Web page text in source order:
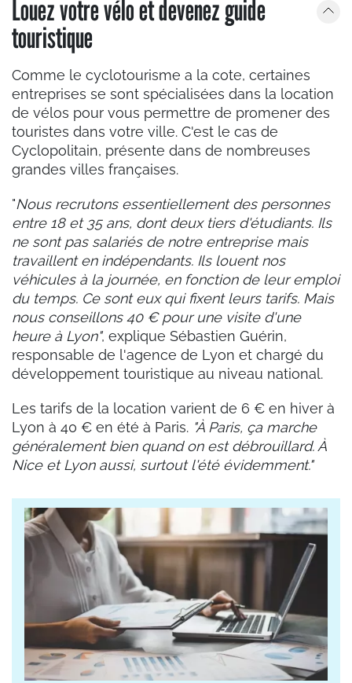
Louez votre vélo et devenez guide
touristique
Comme le cyclotourisme a la cote, certaines
entreprises se sont spécialisées dans la location
de vélos pour vous permettre de promener des
touristes dans votre ville. C'est le cas de
Cyclopolitain, présente dans de nombreuses
grandes villes françaises.
"Nous recrutons essentiellement des personnes
entre 18 et 35 ans, dont deux tiers d'étudiants. Ils
ne sont pas salariés de notre entreprise mais
travaillent en indépendants. Ils louent nos
véhicules à la journée, en fonction de leur emploi
du temps. Ce sont eux qui fixent leurs tarifs. Mais
nous conseillons 40 € pour une visite d'une
heure à Lyon", explique Sébastien Guérin,
responsable de l'agence de Lyon et chargé du
développement touristique au niveau national.
Les tarifs de la location varient de 6 € en hiver à
Lyon à 40 € en été à Paris. "À Paris, ça marche
généralement bien quand on est débrouillard. À
Nice et Lyon aussi, surtout l'été évidemment."